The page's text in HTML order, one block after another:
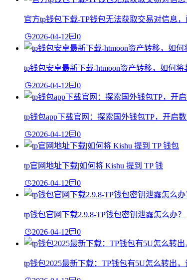
官方tp钱包下载-TP钱包无法获取交易对信息
2026-04-12 0
tp钱包安卓最新下载-htmoon资产转移，如何将
2026-04-12 0
tp钱包app下载官网：探索国外钱包TP，开启
2026-04-12 0
tp官网地址下载|如何将 Kishu 提到 TP 钱
2026-04-12 0
tp钱包官网下载2.9.8-TP钱包密钥泄露怎么办？
2026-04-12 0
tp钱包2025最新下载：TP钱包有5U怎么转出，